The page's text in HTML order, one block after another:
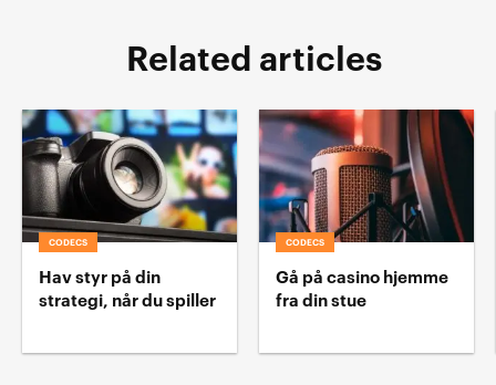
Related articles
CODECS
Hav styr på din
strategi, når du spiller
CODECS
Gå på casino hjemme
fra din stue